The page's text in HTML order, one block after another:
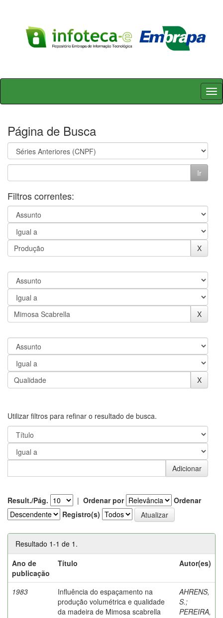
Skip
Página de Busca
Filtros correntes:
Utilizar filtros para refinar o resultado de busca.
Result./Pág. | Ordenar por
Ordenar
Registro(s)
Resultado 1-1 de 1.
Ano de
publicação
Título Autor(es)
1983
Influência do espaçamento na
produção volumétrica e qualidade
da madeira de Mimosa scabrella
AHRENS,
S.;
PEREIRA,